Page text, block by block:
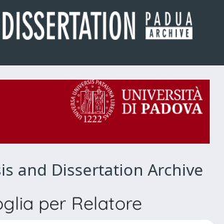
and Dissertation Archive
per Relatore